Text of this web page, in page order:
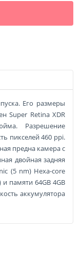
Его размеры
Super Retina XDR
Разрешение
пикселей 460 ppi.
предна камера с
двойная задняя
(5 nm) Hexa-core
памяти 64GB 4GB
аккумулятора